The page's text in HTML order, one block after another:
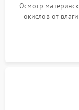
Осмотр
окислов от
дежурных